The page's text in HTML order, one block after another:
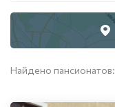
Найдено пансионатов: